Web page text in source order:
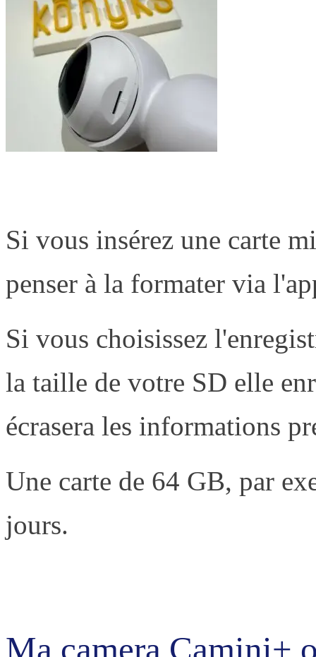
Si vous insérez une carte
penser à la formater via
Si vous choisissez
la taille de votre SD elle
écrasera les informations
Une carte de 64 GB, par
jours.
Ma camera Camini+